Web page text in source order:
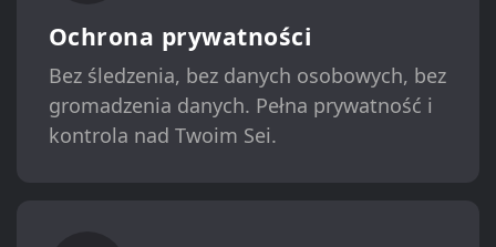
Ochrona prywatności
Bez śledzenia, bez danych osobowych, bez
gromadzenia danych. Pełna prywatność i
kontrola nad Twoim Sei.